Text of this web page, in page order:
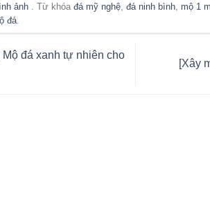
ảnh . Từ khóa đá mỹ nghệ đá ninh bình mộ 1
đá
đá xanh tự nhiên cho
[Xây